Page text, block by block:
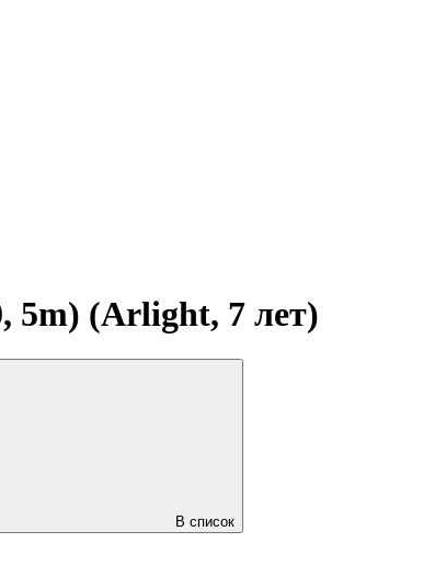
5m) (Arlight, 7 лет)
В список